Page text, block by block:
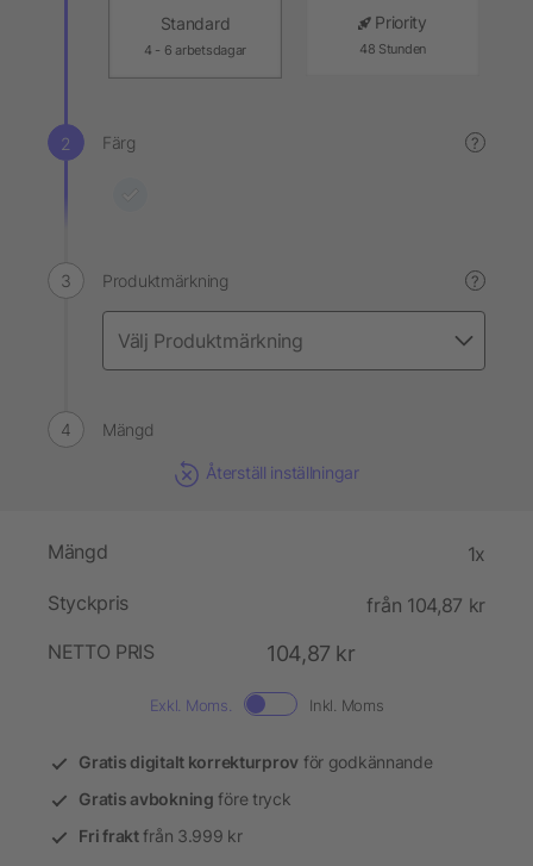
Standard
4 - 6 arbetsdagar
Priority
48 Stunden
Färg ?
Produktmärkning ?
Mängd
Återställ inställningar
Mängd 1x
Styckpris
från 104,87 kr
NETTO PRIS
104,87 kr
Exkl. Moms. Inkl. Moms
Gratis digitalt korrekturprov för godkännande
Gratis avbokning före tryck
Fri fraktfrån 3.999 kr